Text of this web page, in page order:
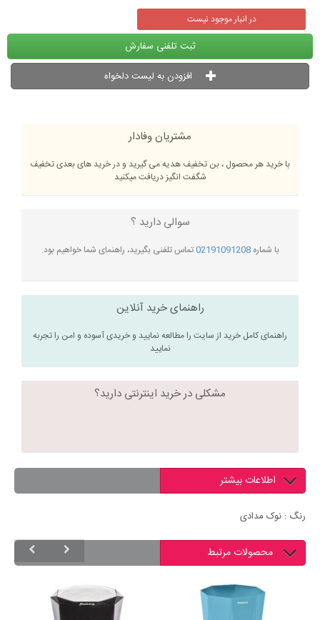
در انبار موجود نیست
ثبت تلفنی سفارش
افزودن به لیست دلخواه
مشتریان وفادار
با خرید هر محصول ، بن تخفیف هدیه می گیرید و در خرید های بعدی تخفیف
شگفت انگیز دریافت میکنید
سوالی دارید ؟
با شماره02191091208تماس تلفنی بگیرید، راهنمای شما خواهیم بود.
راهنمای خرید آنلاین
راهنمای کامل خرید از سایت را مطالعه نمایید و خریدی آسوده و امن را تجربه
نمایید
مشکلی در خرید اینترنتی دارید؟
اطلاعات بیشتر
رنگ : نوک مدادی
محصولات مرتبط